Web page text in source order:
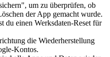
um zu überprüfen, ob
der App gemacht wurde.
du einen Werksdaten-Reset für
die Wiederherstellung
Kontos.